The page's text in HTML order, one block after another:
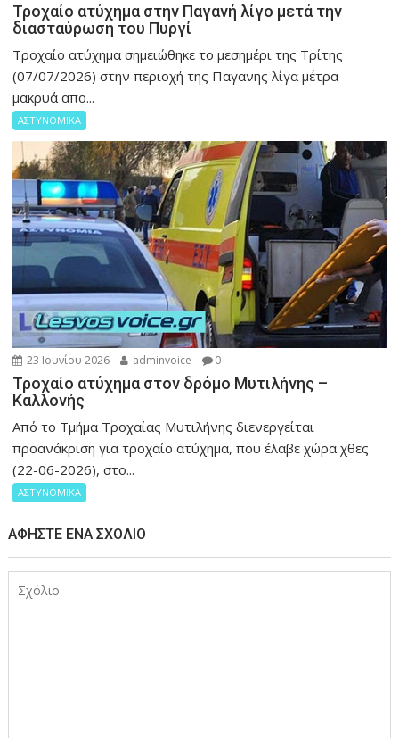
Τροχαίο ατύχημα στην Παγανή λίγο μετά την
διασταύρωση του Πυργί
Τροχαίο ατύχημα σημειώθηκε το μεσημέρι της Τρίτης
(07/07/2026) στην περιοχή της Παγανης λίγα μέτρα
μακρυά απο...
ΑΣΤΥΝΟΜΙΚΑ
23 Ιουνίου 2026 adminvoice 0
Τροχαίο ατύχημα στον δρόμο Μυτιλήνης –
Καλλονής
Από το Τμήμα Τροχαίας Μυτιλήνης διενεργείται
προανάκριση για τροχαίο ατύχημα, που έλαβε χώρα χθες
(22-06-2026), στο...
ΑΣΤΥΝΟΜΙΚΑ
ΑΦΉΣΤΕ ΈΝΑ ΣΧΌΛΙΟ